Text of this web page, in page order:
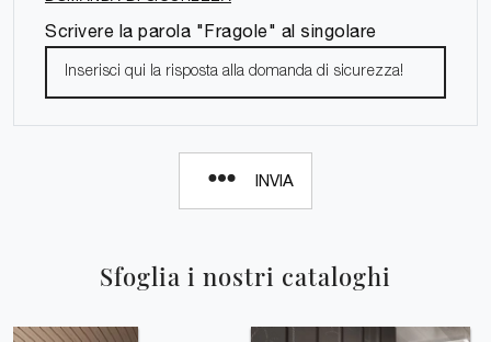
Sfoglia i nostri cataloghi
Scrivere la parola "Fragole" al singolare
INVIA